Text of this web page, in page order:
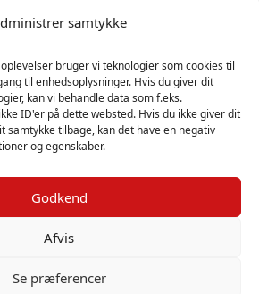
samtykke
bruger vi teknologier som cookies til
til enhedsoplysninger. Hvis du giver dit
kan vi behandle data som f.eks.
ID'er på dette websted. Hvis du ikke giver dit
tilbage, kan det have en negativ
og egenskaber.
Godkend
Afvis
Se præferencer
anmeldelser på Trustpilot